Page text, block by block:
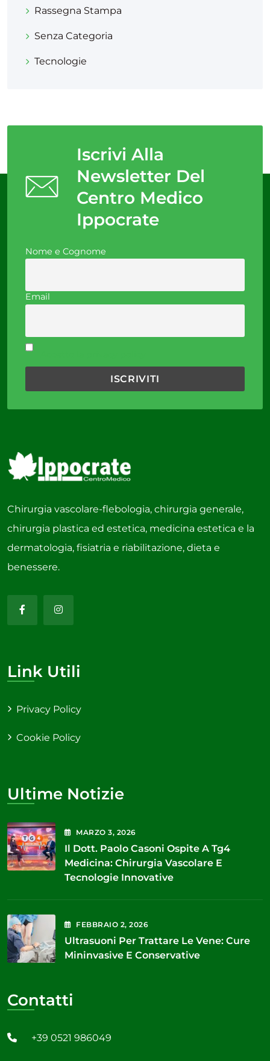
Rassegna Stampa
Senza Categoria
Tecnologie
Iscrivi Alla
Newsletter Del
Centro Medico
Ippocrate
Nome e Cognome
Email
Chirurgia vascolare-flebologia, chirurgia generale,
chirurgia plastica ed estetica, medicina estetica e la
dermatologia, fisiatria e riabilitazione, dieta e
benessere.
Link Utili
Privacy Policy
Cookie Policy
Ultime Notizie
MARZO3, 2026
Il Dott. Paolo Casoni Ospite A Tg4
Medicina: Chirurgia Vascolare E
Tecnologie Innovative
FEBBRAIO 2, 2026
Ultrasuoni Per Trattare Le Vene: Cure
Mininvasive E Conservative
Contatti
+39 0521 986049